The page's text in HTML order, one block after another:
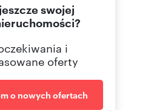
swojej
i
oferty
o nowych ofertach